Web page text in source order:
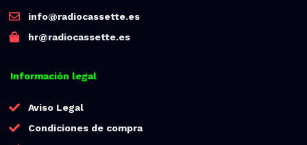
info@radiocassette.es
hr@radiocassette.es
Información legal
Aviso Legal
Condiciones de compra